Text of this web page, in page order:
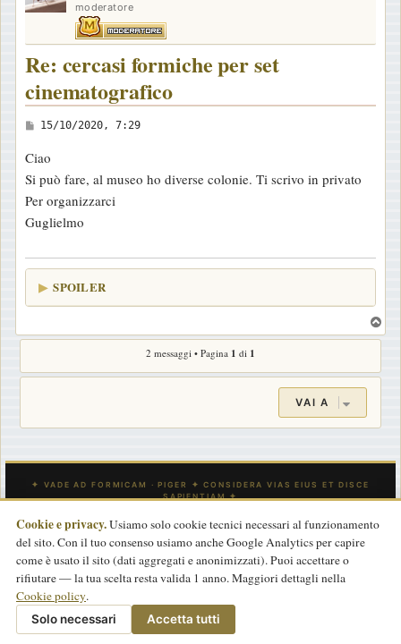
moderatore
Re: cercasi formiche per set
cinematografico
M
s
s
a
g
i
o
15/10/2020, 7:29
Ciao
Si può fare, al museo ho diverse colonie. Ti scrivo in privato
Per organizzarci
Guglielmo
SPOILER
o
2 messaggi • Pagina 1 di 1
VAI A
INDICE Tutti gli orari sonoUTC
CONTATTACI
Powered byphpBB® Forum Software © phpBB Limited
Traduzione Italiana
Privacy|Termini|Cookie policy
Cookie e privacy.Usiamo solo cookie tecnici necessari al funzionamento
del sito. Con il tuo consenso usiamo anche Google Analytics per capire
come è usato il sito (dati aggregati e anonimizzati). Puoi accettare o
rifiutare — la tua scelta resta valida 1 anno. Maggiori dettagli nella
Cookie policy.
Solo necessari Accetta tutti